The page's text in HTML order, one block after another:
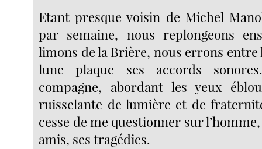
Etant presque voisin de Michel
par semaine, nous replongeons
limons de la Brière, nous errons entre
lune plaque ses accords
compagne, abordant les yeux
ruisselante de lumière et de
cesse de me questionner sur
amis, ses tragédies.